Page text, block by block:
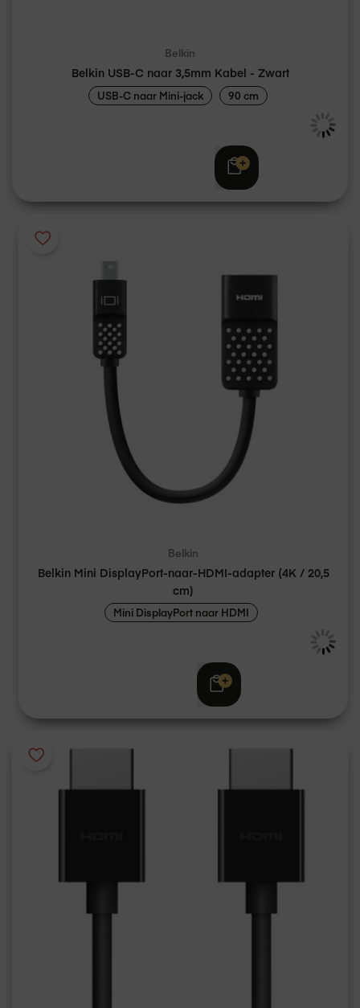
Belkin
Belkin USB-C naar 3,5mm Kabel - Zwart
USB-C naar Mini-jack 90 cm
Belkin
Belkin Mini DisplayPort-naar-HDMI-adapter (4K / 20,5
cm)
Mini DisplayPort naar HDMI